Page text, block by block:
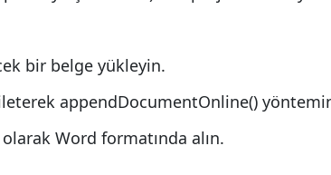
bir belge yükleyin.
ileterek appendDocumentOnline()
Word formatında alın.